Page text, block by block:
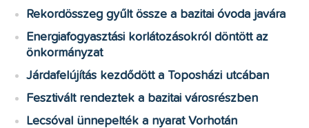
Rekordösszeg gyűlt össze a bazitai óvoda javára
Energiafogyasztási korlátozásokról döntött az
önkormányzat
Járdafelújítás kezdődött a Toposházi utcában
Fesztivált rendeztek a bazitai városrészben
Lecsóval ünnepelték a nyarat Vorhotán